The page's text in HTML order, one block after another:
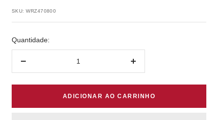
promocional
SKU:WRZ470800
Quantidade:
Aumentar
ADICIONAR AO CARRINHO